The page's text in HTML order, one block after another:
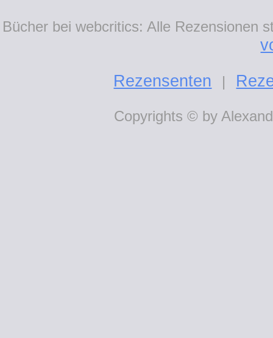
Bücher bei webcritics: Alle Rezensionen
Rezensenten
|
Copyrights © by